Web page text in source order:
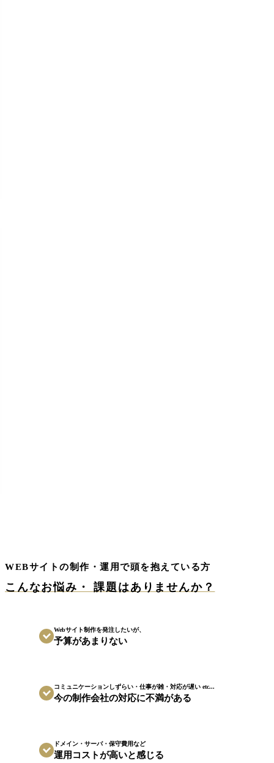
WEBサイトの制作・運用で頭を抱えている方
こんなお悩み・ 課題はありませんか？
Webサイト制作を発注したいが、
予算があまりない
コミュニケーションしずらい・仕事が雑・対応が遅い etc...
今の制作会社の対応に不満がある
ドメイン・サーバ・保守費用など
運用コストが高いと感じる